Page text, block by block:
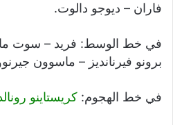
فاران – ديوجو دالوت.
في خط الوسط: فريد – سوت
برونو فيرنانديز – ماسوون
في خط الهجوم: كريستاينو